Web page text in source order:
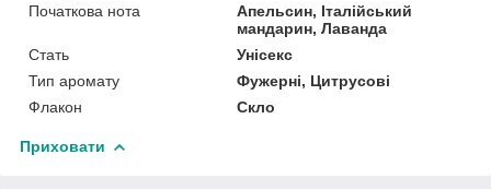
Початкова нота
Апельсин, Італійський
мандарин, Лаванда
Стать
Унісекс
Тип аромату
Фужерні, Цитрусові
Флакон
Скло
Приховати